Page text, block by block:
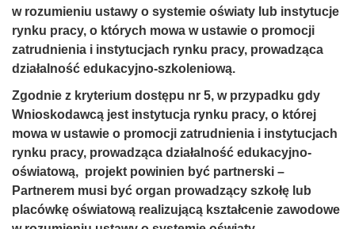
w rozumieniu ustawy o systemie oświaty lub instytucje
rynku pracy, o których mowa w ustawie o promocji
zatrudnienia i instytucjach rynku pracy, prowadząca
działalność edukacyjno-szkoleniową.
Zgodnie z kryterium dostępu nr 5, w przypadku gdy
Wnioskodawcą jest instytucja rynku pracy, o której
mowa w ustawie o promocji zatrudnienia i instytucjach
rynku pracy, prowadząca działalność edukacyjno-
oświatową, projekt powinien być partnerski –
Partnerem musi być organ prowadzący szkołę lub
placówkę oświatową realizującą kształcenie zawodowe